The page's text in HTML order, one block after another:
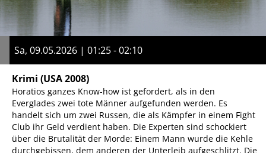
Sa, 09.05.2026 | 01:25 - 02:10
Krimi (USA 2008)
Horatios ganzes Know-how ist gefordert, als in den
Everglades zwei tote Männer aufgefunden werden. Es
handelt sich um zwei Russen, die als Kämpfer in einem Fight
Club ihr Geld verdient haben. Die Experten sind schockiert
über die Brutalität der Morde: Einem Mann wurde die Kehle
durchgebissen, dem anderen der Unterleib aufgeschlitzt. Die